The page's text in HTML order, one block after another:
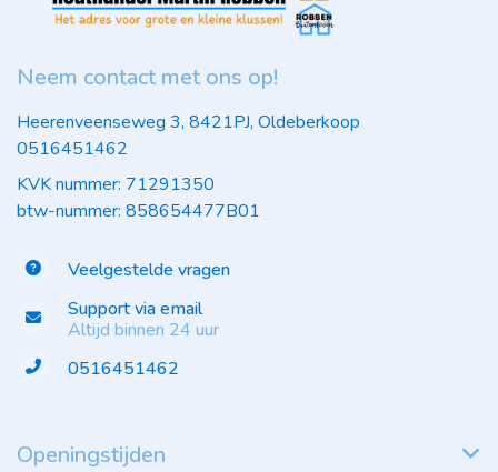
Neem contact met ons op!
Heerenveenseweg 3, 8421PJ, Oldeberkoop
0516451462
KVK nummer: 71291350
btw-nummer: 858654477B01
Veelgestelde vragen
Support via email
Altijd binnen 24 uur
0516451462
Openingstijden